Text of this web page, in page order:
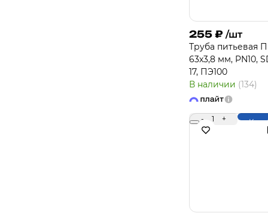
255 ₽ /шт
Труба питьевая
63х3,8 мм, PN10,
17, ПЭ100
В наличии (134)
- 1 +